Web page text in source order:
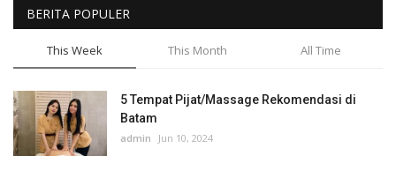
BERITA POPULER
This Week This Month All Time
5 Tempat Pijat/Massage Rekomendasi di
Batam
admin Jun 10, 2024